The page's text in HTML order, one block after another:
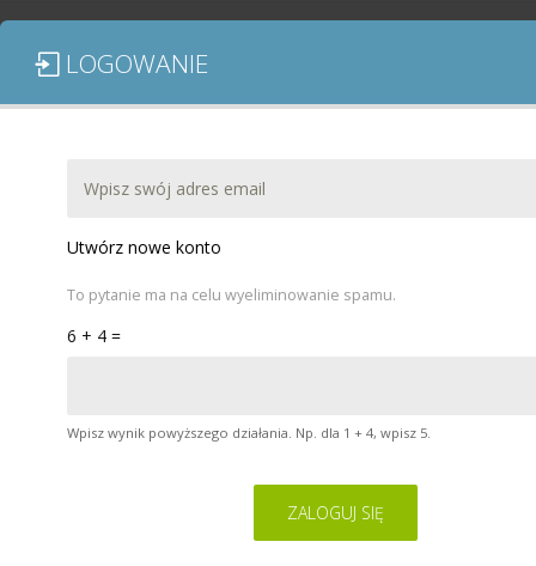
MODUŁY / SPRAWOZDANIA
cookies. Zasady ich używania oraz informacje o
sposobie wyrażania i cofania zgody na używanie
LOGOWANIE
Utwórz nowe konto
To pytanie ma na celu wyeliminowanie spamu.
6 + 4 =
Wpisz wynik powyższego działania. Np. dla 1 + 4, wpisz 5.